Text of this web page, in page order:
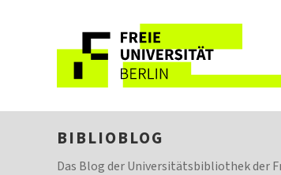
BIBLIOBLOG
Das Blog der Universitätsbibliothek der